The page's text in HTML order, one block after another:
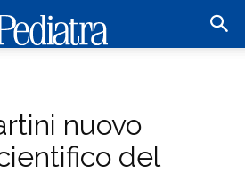
nuovo
del